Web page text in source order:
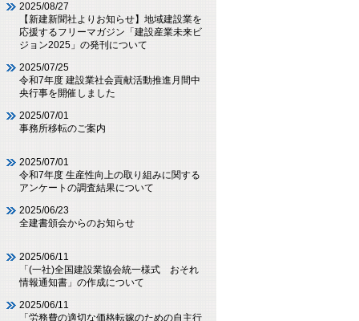
2025/08/27
【新建新聞社よりお知らせ】地域建設業を
応援するフリーマガジン「建設産業未来ビ
ジョン2025」の発刊について
2025/07/25
令和7年度 建設業社会貢献活動推進月間中
央行事を開催しました
2025/07/01
事務所移転のご案内
2025/07/01
令和7年度 生産性向上の取り組みに関する
アンケートの調査結果について
2025/06/23
全建書頒会からのお知らせ
2025/06/11
「(一社)全国建設業協会統一様式 おそれ
情報通知書」の作成について
2025/06/11
「労務費の適切な価格転嫁のための自主行